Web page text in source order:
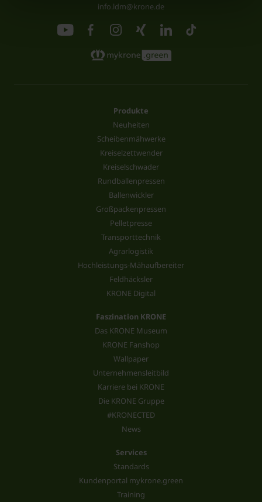
info.ldm@krone.de
Produkte
Neuheiten
Scheibenmähwerke
Kreiselzettwender
Kreiselschwader
Rundballenpressen
Ballenwickler
Großpackenpressen
Pelletpresse
Transporttechnik
Agrarlogistik
Hochleistungs-Mähaufbereiter
Feldhäcksler
KRONE Digital
Faszination KRONE
Das KRONE Museum
KRONE Fanshop
Wallpaper
Unternehmensleitbild
Karriere bei KRONE
Die KRONE Gruppe
#KRONECTED
News
Services
Standards
Kundenportal mykrone.green
Training